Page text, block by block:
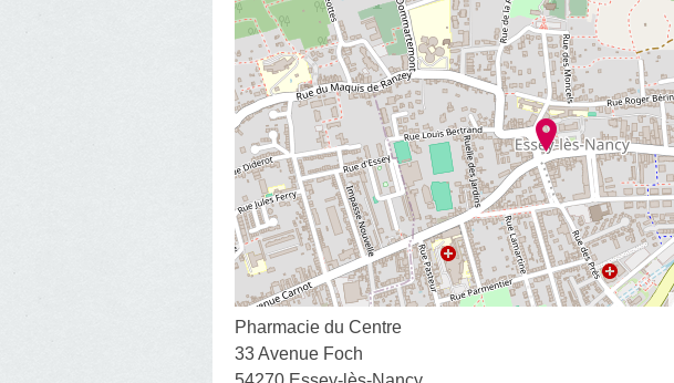
Pharmacie du Centre
33 Avenue Foch